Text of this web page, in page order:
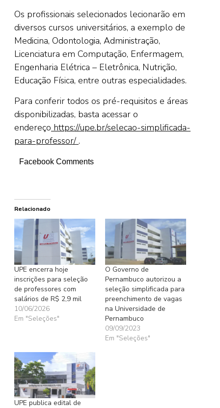
Os profissionais selecionados lecionarão em
diversos cursos universitários, a exemplo de
Medicina, Odontologia, Administração,
Licenciatura em Computação, Enfermagem,
Engenharia Elétrica – Eletrônica, Nutrição,
Educação Física, entre outras especialidades.
Para conferir todos os pré-requisitos e áreas
disponibilizadas, basta acessar o
endereço https://upe.br/selecao-simplificada-
para-professor/ .
Facebook Comments
Relacionado
UPE encerra hoje
inscrições para seleção
de professores com
salários de R$ 2,9 mil
10/06/2026
Em "Seleções"
O Governo de
Pernambuco autorizou a
seleção simplificada para
preenchimento de vagas
na Universidade de
Pernambuco
09/09/2023
Em "Seleções"
UPE publica edital de